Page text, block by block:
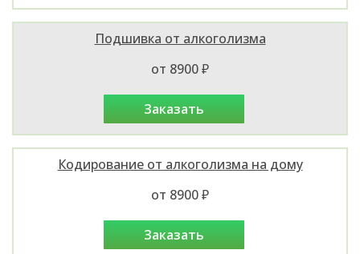
Подшивка от алкоголизма
от 8900 ₽
заказать
Кодирование от алкоголизма на дому
от 8900 ₽
заказать